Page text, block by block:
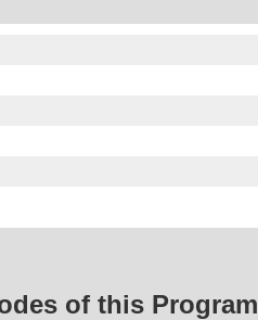
of this Program